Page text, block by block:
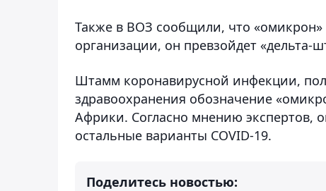
Также в ВОЗ сообщили, что «омикрон»
организации, он превзойдет «дельта-
Штамм коронавирусной инфекции,
здравоохранения обозначение
Африки. Согласно мнению экспертов,
остальные варианты COVID-19.
Поделитесь новостью: